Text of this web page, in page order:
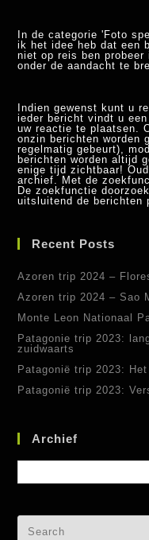
In de categorie 'Foto
ik het idee heb dat een
niet op reis ben
onder de aandacht te
Indien gewenst kunt u
ieder bericht vindt u
uw reactie te plaatsen.
onzin berichten worden
regelmatig gebeurt),
berichten worden altijd
enige tijd zichtbaar!
archief. Met de
De zoekfunctie
uitsluitend de berichten
Recent Posts
Azoren trip 2024 –
Azoren trip 2024 – Sao
Monte Leon Nationaal
Patagonie trip 2023:
zuidwaarts
Patagonië trip 2023:
Patagonië trip 2023:
Archief
Archief